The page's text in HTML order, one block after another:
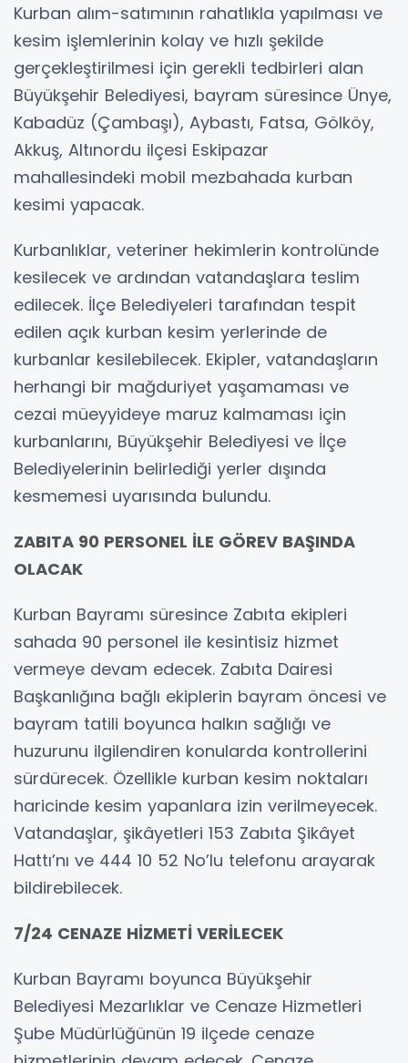
Kurban alım-satımının rahatlıkla yapılması ve
kesim işlemlerinin kolay ve hızlı şekilde
gerçekleştirilmesi için gerekli tedbirleri alan
Büyükşehir Belediyesi, bayram süresince Ünye,
Kabadüz (Çambaşı), Aybastı, Fatsa, Gölköy,
Akkuş, Altınordu ilçesi Eskipazar
mahallesindeki mobil mezbahada kurban
kesimi yapacak.
Kurbanlıklar, veteriner hekimlerin kontrolünde
kesilecek ve ardından vatandaşlara teslim
edilecek. İlçe Belediyeleri tarafından tespit
edilen açık kurban kesim yerlerinde de
kurbanlar kesilebilecek. Ekipler, vatandaşların
herhangi bir mağduriyet yaşamaması ve
cezai müeyyideye maruz kalmaması için
kurbanlarını, Büyükşehir Belediyesi ve İlçe
Belediyelerinin belirlediği yerler dışında
kesmemesi uyarısında bulundu.
ZABITA 90 PERSONEL İLE GÖREV BAŞINDA
OLACAK
Kurban Bayramı süresince Zabıta ekipleri
sahada 90 personel ile kesintisiz hizmet
vermeye devam edecek. Zabıta Dairesi
Başkanlığına bağlı ekiplerin bayram öncesi ve
bayram tatili boyunca halkın sağlığı ve
huzurunu ilgilendiren konularda kontrollerini
sürdürecek. Özellikle kurban kesim noktaları
haricinde kesim yapanlara izin verilmeyecek.
Vatandaşlar, şikâyetleri 153 Zabıta Şikâyet
Hattı’nı ve 444 10 52 No’lu telefonu arayarak
bildirebilecek.
7/24 CENAZE HİZMETİ VERİLECEK
Kurban Bayramı boyunca Büyükşehir
Belediyesi Mezarlıklar ve Cenaze Hizmetleri
Şube Müdürlüğünün 19 ilçede cenaze